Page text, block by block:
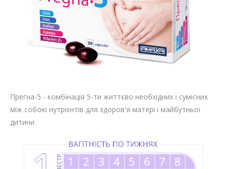
Прегна-5 - комбінація 5-ти життєво необхідних і сумісних
між собою нутрієнтів для здоров'я матері і майбутньої
дитини.